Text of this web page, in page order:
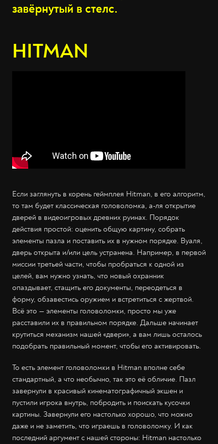
завёрнутый в стелс.
HITMAN
Если заглянуть в корень геймплея Hitman, в его алгоритм,
то там будет классическая головоломка, а-ля открытие
дверей в видеоигровых древних руинах. Порядок
действия простой: оценить общую картину, собрать
элементы пазла и поставить их в нужном порядке. Вуаля,
дверь открыта и/или цель устранена. Например, в первой
миссии третьей части, чтобы пробраться к одной из
целей, вам нужно узнать, что новый охранник
опаздывает, стащить его документы, переодеться в
форму, обзавестись оружием и встретиться с жертвой.
Всё это — элементы головоломки, просто мы уже
расставили их в правильном порядке. Дальше начинает
крутиться механизм нашей «двери», а вам лишь осталось
подобрать правильный момент, чтобы его активировать.
То есть элемент головоломки в Hitman вполне себе
стандартный, а что необычно, так это её обличие. Пазл
завернули в красивый кинематографичный экшен и
пустили игрока внутрь, побродить и поискать кусочки
картины. Завернули его настолько хорошо, что можно
даже и не заметить, что играешь в головоломку. И как
последний аргумент с нашей стороны: Hitman настолько